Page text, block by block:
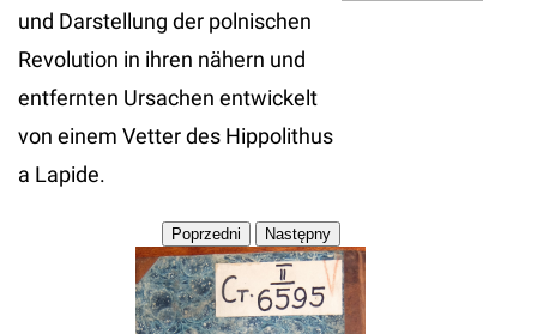
und Darstellung der polnischen
Revolution in ihren nähern und
entfernten Ursachen entwickelt
von einem Vetter des Hippolithus
a Lapide.